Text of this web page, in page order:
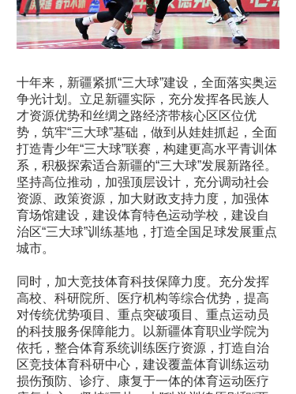
十年来，新疆紧抓“三大球”建设，全面落实奥运
争光计划。立足新疆实际，充分发挥各民族人
才资源优势和丝绸之路经济带核心区区位优
势，筑牢“三大球”基础，做到从娃娃抓起，全面
打造青少年“三大球”联赛，构建更高水平青训体
系，积极探索适合新疆的“三大球”发展新路径。
坚持高位推动，加强顶层设计，充分调动社会
资源、政策资源，加大财政支持力度，加强体
育场馆建设，建设体育特色运动学校，建设自
治区“三大球”训练基地，打造全国足球发展重点
城市。
同时，加大竞技体育科技保障力度。充分发挥
高校、科研院所、医疗机构等综合优势，提高
对传统优势项目、重点突破项目、重点运动员
的科技服务保障能力。以新疆体育职业学院为
依托，整合体育系统训练医疗资源，打造自治
区竞技体育科研中心，建设覆盖体育训练运动
损伤预防、诊疗、康复于一体的体育运动医疗